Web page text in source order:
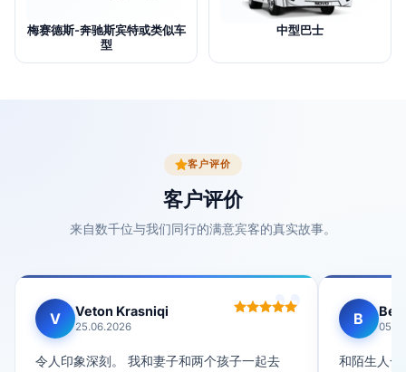
梅赛德斯-奔驰斯宾特或类似车
型
中型巴士
客户评价
客户评价
来自数千位与我们同行的满意宾客的真实故事。
V Veton Krasniqi
25.06.2026
令人印象深刻。 我和妻子和两个孩子一起去
B
和陌生人